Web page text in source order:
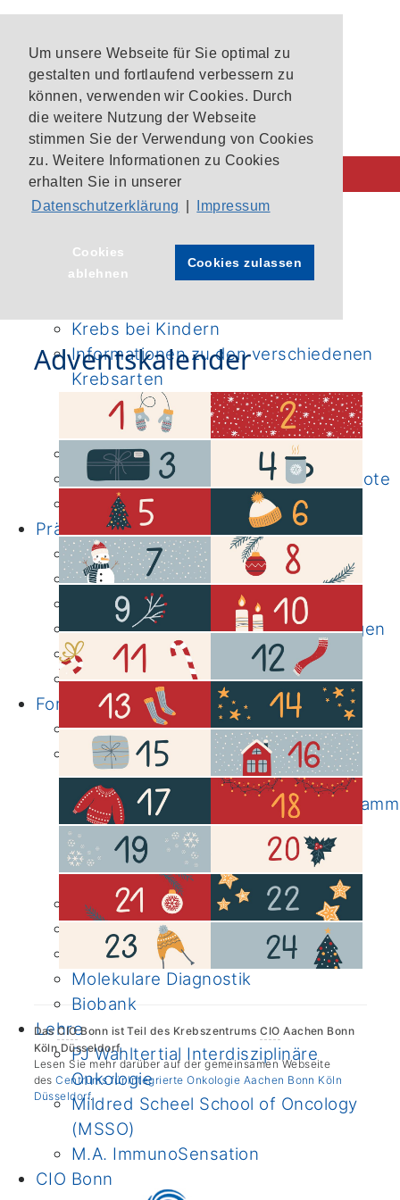
Um unsere Webseite für Sie optimal zu
gestalten und fortlaufend verbessern zu
können, verwenden wir Cookies. Durch
die weitere Nutzung der Webseite
stimmen Sie der Verwendung von Cookies
zu. Weitere Informationen zu Cookies
erhalten Sie in unserer
Datenschutzerklärung
Impressum
Cookies
ablehnen
Cookies zulassen
CIO-Patientenlotsen
Unsere Krebszentren
Krebs bei Kindern
Informationen zu den verschiedenen
Krebsarten
nach Kategorien
von A biz Z
Immuntherapie
Unterstützende Therapien & Angebote
Onkologische Fachpflege
Prävention
Ernährung
Bewegung
Darmkrebsvorsorge
Familiäre/erbliche Tumorerkrankungen
Fertilität
Informationen & Links
Forschung
Institute
Klinische Studien
Bewegungs- und
Ernährungsbehandlungs-Programm
Online-Kunsttherapie
CIO-Studienregister
FAQ
Schwerpunkte
Forschergruppen
Publikationen
Molekulare Diagnostik
Biobank
Lehre
PJ Wahltertial Interdisziplinäre
Onkologie
Mildred Scheel School of Oncology
(MSSO)
M.A. ImmunoSensation
CIO Bonn
Startseite Aktuelles
Adventskalender
Adventskalender
DasCIOBonn ist Teil des KrebszentrumsCIO Aachen Bonn
Köln Düsseldorf.
Lesen Sie mehr darüber auf der gemeinsamen Webseite
desCentrums für Integrierte Onkologie Aachen Bonn Köln
Düsseldorf.